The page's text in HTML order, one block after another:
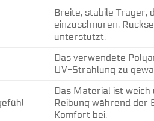
Breite, stabile Träger,
einzuschnüren.
unterstützt.
Das verwendete
UV-Strahlung zu
Das Material ist
Reibung während der
Komfort bei.